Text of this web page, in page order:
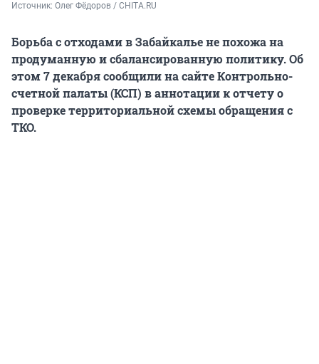
Источник: Олег Фёдоров / CHITA.RU
Борьба с отходами в Забайкалье не похожа на
продуманную и сбалансированную политику. Об
этом 7 декабря сообщили на сайте Контрольно-
счетной палаты (КСП) в аннотации к отчету о
проверке территориальной схемы обращения с
ТКО.